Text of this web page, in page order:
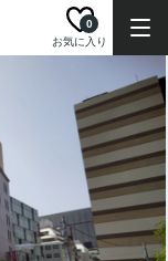
お気に入り
0